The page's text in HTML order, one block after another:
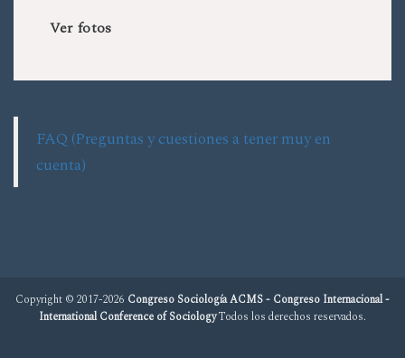
Ver fotos
FAQ (Preguntas y cuestiones a tener muy en
cuenta)
Copyright © 2017-2026 Congreso Sociología ACMS - Congreso Internacional -
International Conference of SociologyTodos los derechos reservados.